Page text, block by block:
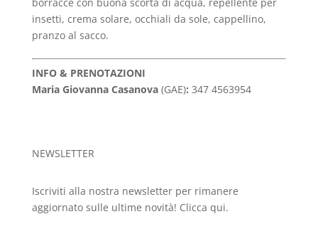
insetti, crema solare, occhiali da sole, cappellino,
pranzo al sacco.
INFO & PRENOTAZIONI
Maria Giovanna Casanova (GAE): 347 4563954
NEWSLETTER
Iscriviti alla nostra newsletter per rimanere
aggiornato sulle ultime novità! Clicca qui.